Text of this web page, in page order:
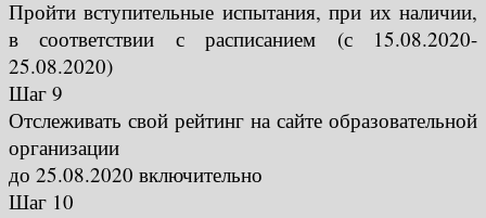
Пройти вступительные испытания, при их наличии,
в соответствии с расписанием (с 15.08.2020-
25.08.2020)
Шаг 9
Отслеживать свой рейтинг на сайте образовательной
организации
до 25.08.2020 включительно
Шаг 10